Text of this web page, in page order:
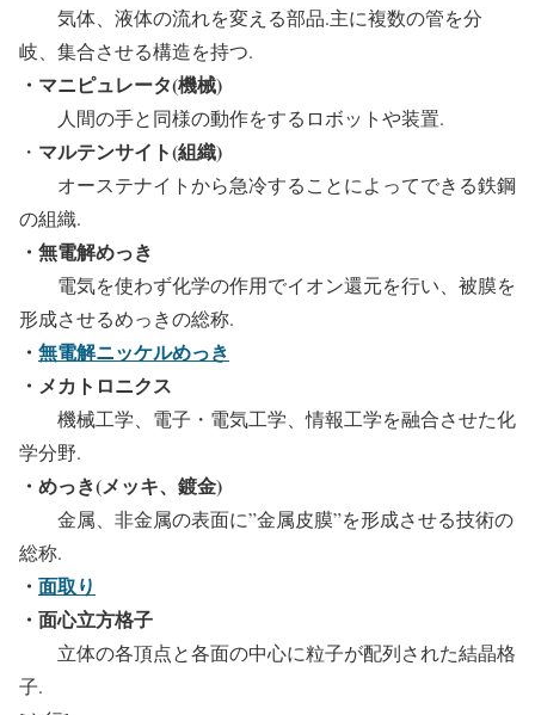
気体、液体の流れを変える部品.主に複数の管を分
岐、集合させる構造を持つ.
・マニピュレータ(機械)
人間の手と同様の動作をするロボットや装置.
・ マルテンサイト(組織)
オーステナイトから急冷することによってできる鉄鋼
の組織.
・無電解めっき
電気を使わず化学の作用でイオン還元を行い、被膜を
形成させるめっきの総称.
・ 無電解ニッケルめっき
・メカトロニクス
機械工学、電子・電気工学、情報工学を融合させた化
学分野.
・めっき(メッキ、鍍金)
金属、非金属の表面に”金属皮膜”を形成させる技術の
総称.
・ 面取り
・面心立方格子
立体の各頂点と各面の中心に粒子が配列された結晶格
子.